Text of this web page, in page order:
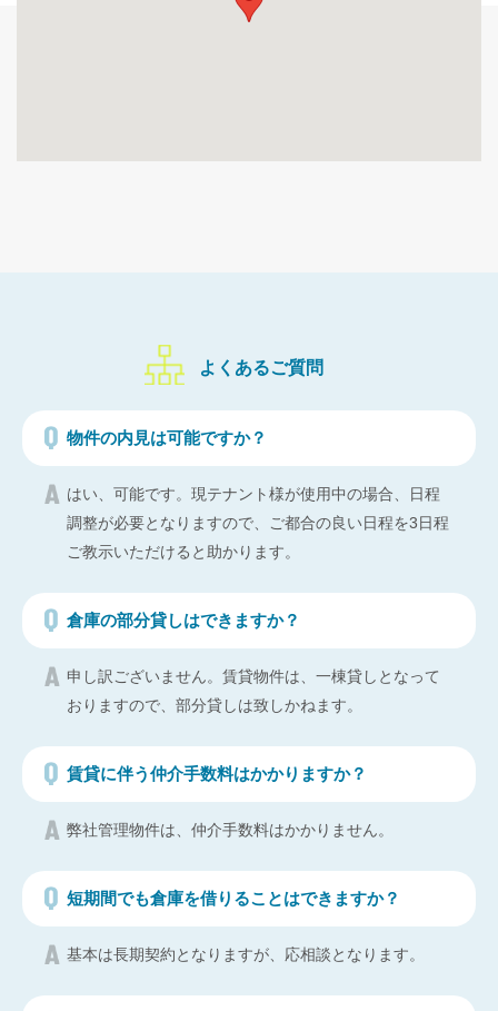
よくあるご質問
物件の内見は可能ですか？
はい、可能です。現テナント様が使用中の場合、日程
調整が必要となりますので、ご都合の良い日程を3日程
ご教示いただけると助かります。
倉庫の部分貸しはできますか？
申し訳ございません。賃貸物件は、一棟貸しとなって
おりますので、部分貸しは致しかねます。
賃貸に伴う仲介手数料はかかりますか？
弊社管理物件は、仲介手数料はかかりません。
短期間でも倉庫を借りることはできますか？
基本は長期契約となりますが、応相談となります。